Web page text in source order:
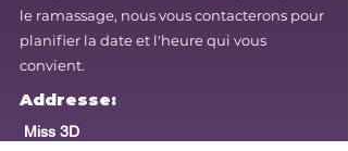
le ramassage, nous vous contacterons pour
planifier la date et l'heure qui vous
convient.
Addresse:
Miss 3D